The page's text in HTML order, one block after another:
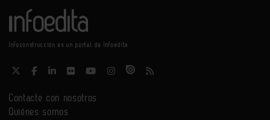
Infoconstrucción es un portal de Infoedita
Contacte con nosotros
Quiénes somos